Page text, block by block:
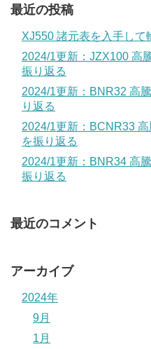
最近の投稿
XJ550 諸元表を入手して
2024/1更新：JZX100 高
振り返る
2024/1更新：BNR32 高
り返る
2024/1更新：BCNR33
を振り返る
2024/1更新：BNR34 高
振り返る
最近のコメント
アーカイブ
2024年
9月
1月